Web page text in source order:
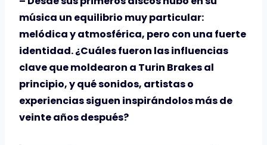
música un equilibrio muy particular:
melódica y atmosférica, pero con una fuerte
identidad. ¿Cuáles fueron las influencias
clave que moldearon a Turin Brakes al
principio, y qué sonidos, artistas o
experiencias siguen inspirándolos más de
veinte años después?